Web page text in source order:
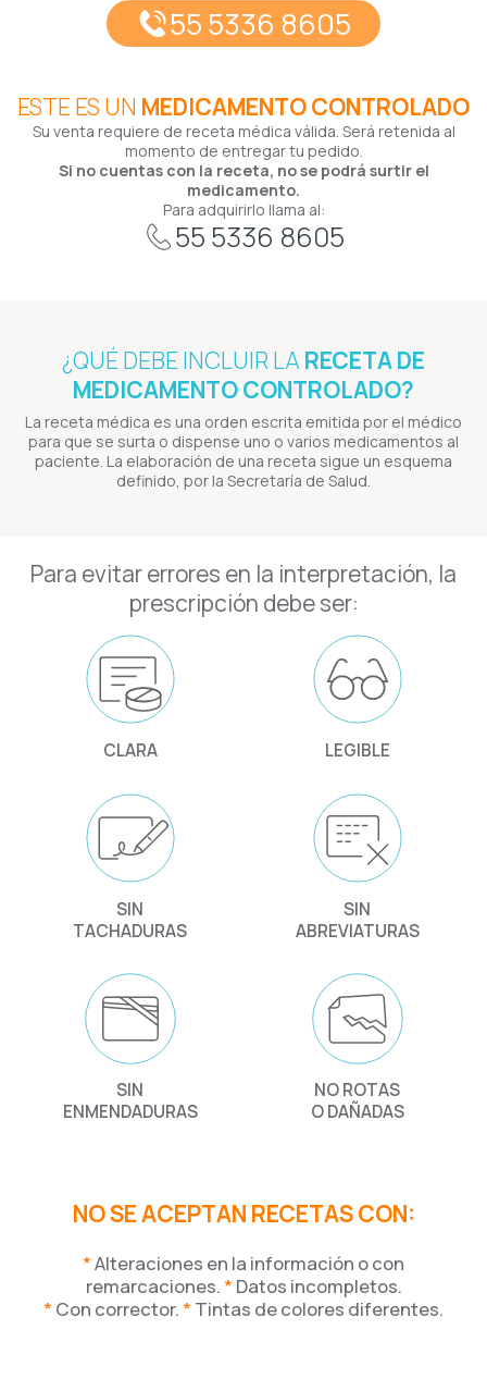
55 5336 8605
ESTE ES UN MEDICAMENTO CONTROLADO
Su venta requiere de receta médica válida. Será retenida al
momento de entregar tu pedido.
Si no cuentas con la receta, no se podrá surtir el
medicamento.
Para adquirirlo llama al:
55 5336 8605
¿QUÉ DEBE INCLUIR LA RECETA DE
MEDICAMENTO CONTROLADO?
La receta médica es una orden escrita emitida por el médico
para que se surta o dispense uno o varios medicamentos al
paciente. La elaboración de una receta sigue un esquema
definido, por la Secretaría de Salud.
Para evitar errores en la interpretación, la
prescripción debe ser:
CLARA LEGIBLE
SIN
TACHADURAS
SIN
ABREVIATURAS
SIN
ENMENDADURAS
NO ROTAS
O DAÑADAS
NO SE ACEPTAN RECETAS CON:
*Alteraciones en la información o con
remarcaciones.* Datos incompletos.
* Con corrector.* Tintas de colores diferentes.